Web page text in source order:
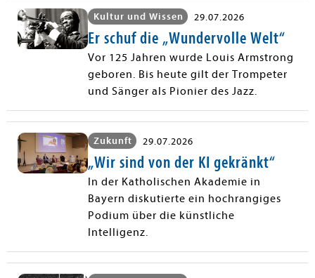
Kultur und Wissen 29.07.2026
Er schuf die „Wundervolle Welt“
Vor 125 Jahren wurde Louis Armstrong
geboren. Bis heute gilt der Trompeter
und Sänger als Pionier des Jazz.
Zukunft 29.07.2026
„Wir sind von der KI gekränkt“
In der Katholischen Akademie in
Bayern diskutierte ein hochrangiges
Podium über die künstliche
Intelligenz.